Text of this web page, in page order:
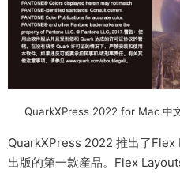
QuarkXPress 2022 for Mac 中
QuarkXPress 2022 推出了Flex
出版的第一款産品。Flex